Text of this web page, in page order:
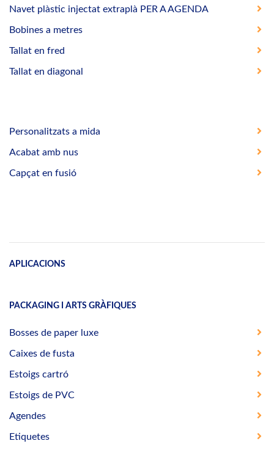
Navet plàstic injectat extraplà PER A AGENDA
Bobines a metres
Tallat en fred
Tallat en diagonal
Personalitzats a mida
Acabat amb nus
Capçat en fusió
APLICACIONS
PACKAGING I ARTS GRÀFIQUES
Bosses de paper luxe
Caixes de fusta
Estoigs cartró
Estoigs de PVC
Agendes
Etiquetes